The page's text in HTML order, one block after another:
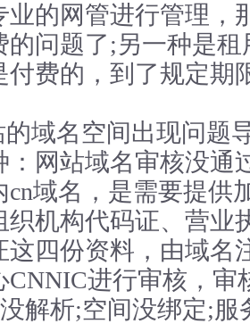
业的网管进行管理，
的问题了;另一种是
付费的，到了规定期
域名空间出现问题
：网站域名审核没通
cn域名，是需要提供
织机构代码证、营业
这四份资料，由域名
CNNIC进行审核，
解析;空间没绑定;服